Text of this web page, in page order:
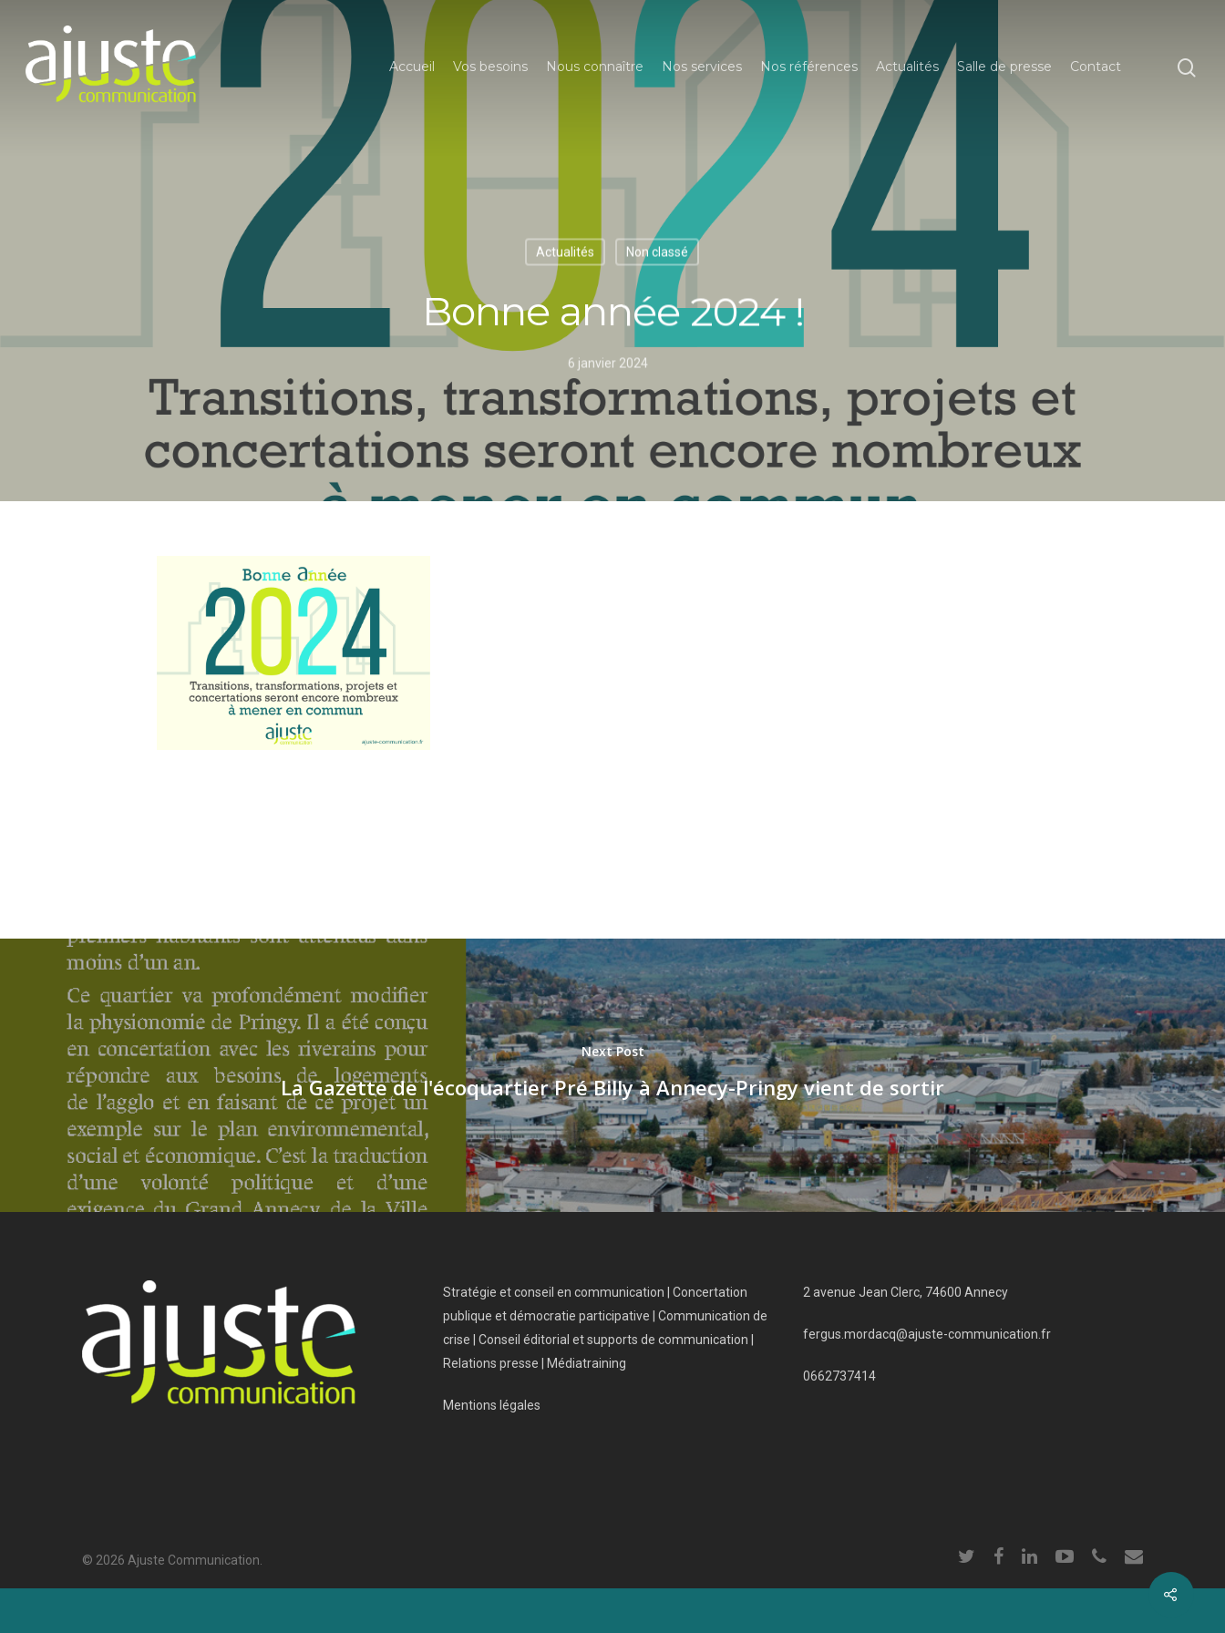
Accueil Vos besoins Nous connaître Nos services Nos références Actualités Salle de presse Contact
Actualités Non classé
Bonne année 2024 !
6 janvier 2024
Next Post
La Gazette de l'écoquartier Pré Billy à Annecy-Pringy vient de sortir
Stratégie et conseil en communication | Concertation
publique et démocratie participative | Communication de
crise | Conseil éditorial et supports de communication |
Relations presse | Médiatraining
Mentions légales
2 avenue Jean Clerc, 74600 Annecy
fergus.mordacq@ajuste-communication.fr
0662737414
© 2026 Ajuste Communication.